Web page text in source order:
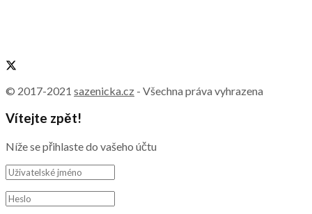
© 2017-2021 sazenicka.cz - Všechna práva vyhrazena
Vítejte zpět!
Níže se přihlaste do vašeho účtu